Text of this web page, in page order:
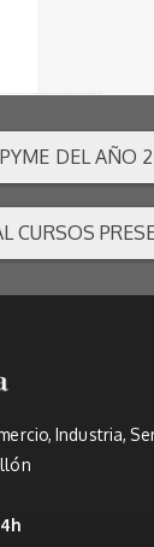
DEL AÑO
CURSOS
Industria,